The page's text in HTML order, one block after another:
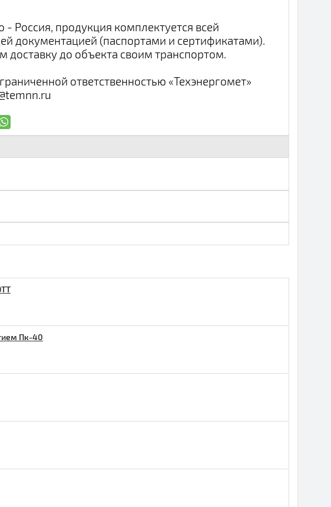
- Россия, продукция комплектуется всей
документацией (паспортами и сертификатами).
доставку до объекта своим транспортом.
ответственностью «Техэнергомет»
Пк-40